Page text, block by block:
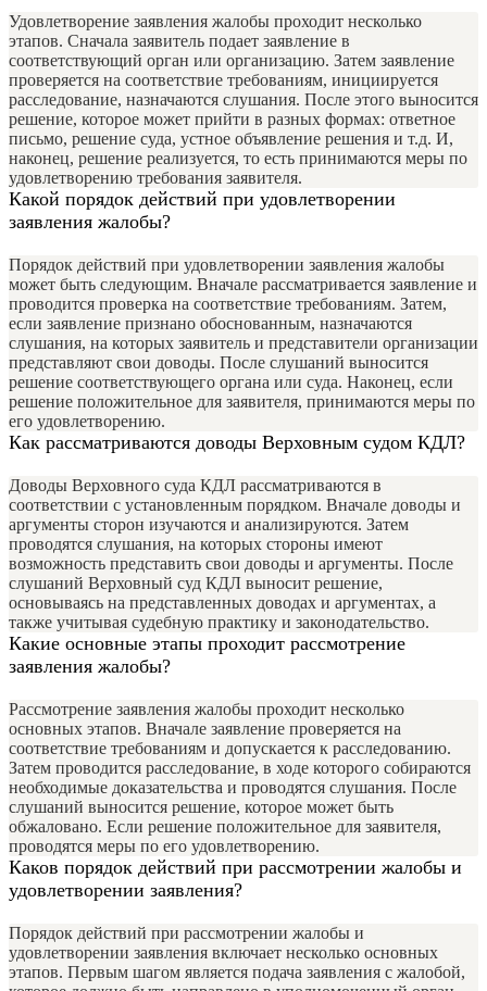
Удовлетворение заявления жалобы проходит несколько
этапов. Сначала заявитель подает заявление в
соответствующий орган или организацию. Затем заявление
проверяется на соответствие требованиям, инициируется
расследование, назначаются слушания. После этого выносится
решение, которое может прийти в разных формах: ответное
письмо, решение суда, устное объявление решения и т.д. И,
наконец, решение реализуется, то есть принимаются меры по
удовлетворению требования заявителя.
Какой порядок действий при удовлетворении
заявления жалобы?
Порядок действий при удовлетворении заявления жалобы
может быть следующим. Вначале рассматривается заявление и
проводится проверка на соответствие требованиям. Затем,
если заявление признано обоснованным, назначаются
слушания, на которых заявитель и представители организации
представляют свои доводы. После слушаний выносится
решение соответствующего органа или суда. Наконец, если
решение положительное для заявителя, принимаются меры по
его удовлетворению.
Как рассматриваются доводы Верховным судом КДЛ?
Доводы Верховного суда КДЛ рассматриваются в
соответствии с установленным порядком. Вначале доводы и
аргументы сторон изучаются и анализируются. Затем
проводятся слушания, на которых стороны имеют
возможность представить свои доводы и аргументы. После
слушаний Верховный суд КДЛ выносит решение,
основываясь на представленных доводах и аргументах, а
также учитывая судебную практику и законодательство.
Какие основные этапы проходит рассмотрение
заявления жалобы?
Рассмотрение заявления жалобы проходит несколько
основных этапов. Вначале заявление проверяется на
соответствие требованиям и допускается к расследованию.
Затем проводится расследование, в ходе которого собираются
необходимые доказательства и проводятся слушания. После
слушаний выносится решение, которое может быть
обжаловано. Если решение положительное для заявителя,
проводятся меры по его удовлетворению.
Каков порядок действий при рассмотрении жалобы и
удовлетворении заявления?
Порядок действий при рассмотрении жалобы и
удовлетворении заявления включает несколько основных
этапов. Первым шагом является подача заявления с жалобой,